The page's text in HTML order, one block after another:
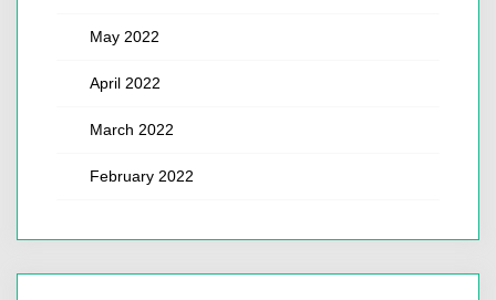
May 2022
April 2022
March 2022
February 2022